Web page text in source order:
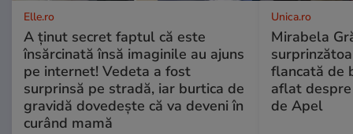
Elle.ro
A ținut secret faptul că este
însărcinată însă imaginile au ajuns
pe internet! Vedeta a fost
surprinsă pe stradă, iar burtica de
gravidă dovedește că va deveni în
curând mamă
Unica.ro
Mirabela
flancată de
aflat
de Apel